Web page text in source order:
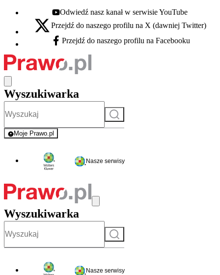
Youtube - otwiera się w nowej karcie
Odwiedź nasz kanał w serwisie YouTube
X - otwiera się w nowej karcie
Przejdź do naszego profilu na X (dawniej Twitter)
Facebook - otwiera się w nowej karcie
Przejdź do naszego profilu na Facebooku
Wyszukiwarka
Szukaj
Moje Prawo.pl
- rejestracja i logowanie do serwisu
Nasze serwisy
Wyszukiwarka
Szukaj
Nasze serwisy